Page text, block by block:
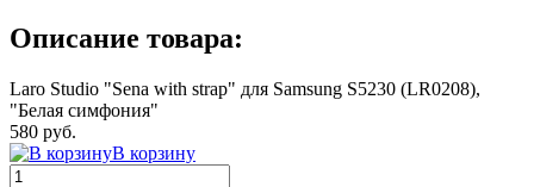
Описание товара:
Laro Studio "Sena with strap" для Samsung S5230 (LR0208),
"Белая симфония"
580 руб.
В корзину